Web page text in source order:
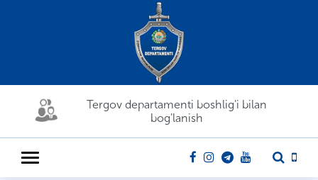
Tergov departamenti boshlig'i bilan
bog'lanish